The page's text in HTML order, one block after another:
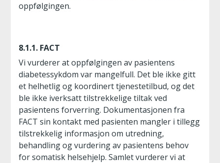
oppfølgingen.
8.1.1. FACT
Vi vurderer at oppfølgingen av pasientens
diabetessykdom var mangelfull. Det ble ikke gitt
et helhetlig og koordinert tjenestetilbud, og det
ble ikke iverksatt tilstrekkelige tiltak ved
pasientens forverring. Dokumentasjonen fra
FACT sin kontakt med pasienten mangler i tillegg
tilstrekkelig informasjon om utredning,
behandling og vurdering av pasientens behov
for somatisk helsehjelp. Samlet vurderer vi at